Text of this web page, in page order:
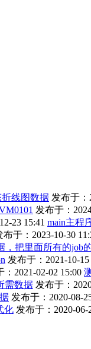
线图数据 发布于：
发布于：
23 15:41 main主程
布于：2023-10-30
把里面所有的job
发布于：2021-10-15
：2021-02-02 15:00
需数据 发布于：
发布于：2020-08-
化 发布于：2020-06-